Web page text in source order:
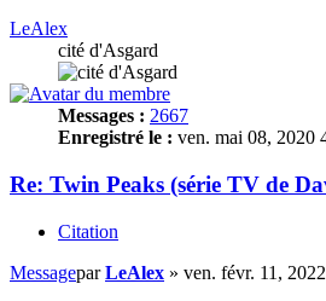
LeAlex
cité d'Asgard
Messages : 2667
Enregistré le : ven. mai 08, 2020
Re: Twin Peaks (série TV de
Citation
MessageparLeAlex » ven. févr. 11,